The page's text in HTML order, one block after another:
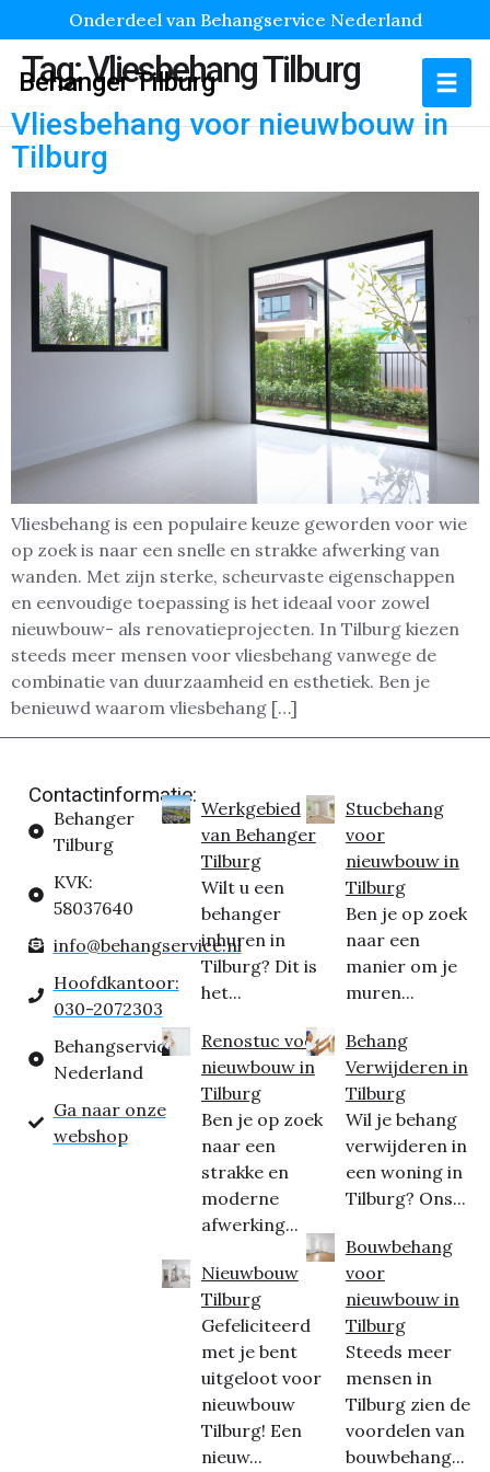
Onderdeel van Behangservice Nederland
Behanger Tilburg
Tag:Vliesbehang Tilburg
Vliesbehang voor nieuwbouw in
Tilburg
Vliesbehang is een populaire keuze geworden voor wie
op zoek is naar een snelle en strakke afwerking van
wanden. Met zijn sterke, scheurvaste eigenschappen
en eenvoudige toepassing is het ideaal voor zowel
nieuwbouw- als renovatieprojecten. In Tilburg kiezen
steeds meer mensen voor vliesbehang vanwege de
combinatie van duurzaamheid en esthetiek. Ben je
benieuwd waarom vliesbehang […]
Contactinformatie:
Behanger
Tilburg
KVK:
58037640
info@behangservice.nl
Hoofdkantoor:
030-2072303
Behangservice
Nederland
Ga naar onze
webshop
Werkgebied
van Behanger
Tilburg
Wilt u een
behanger
inhuren in
Tilburg? Dit is
het...
Renostuc voor
nieuwbouw in
Tilburg
Ben je op zoek
naar een
strakke en
moderne
afwerking...
Nieuwbouw
Tilburg
Gefeliciteerd
met je bent
uitgeloot voor
nieuwbouw
Tilburg! Een
nieuw...
Stucbehang
voor
nieuwbouw in
Tilburg
Ben je op zoek
naar een
manier om je
muren...
Behang
Verwijderen in
Tilburg
Wil je behang
verwijderen in
een woning in
Tilburg? Ons...
Bouwbehang
voor
nieuwbouw in
Tilburg
Steeds meer
mensen in
Tilburg zien de
voordelen van
bouwbehang...